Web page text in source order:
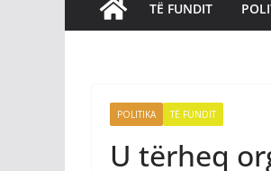
TË FUNDIT
POLITIKA TË FUNDIT
U tërheq